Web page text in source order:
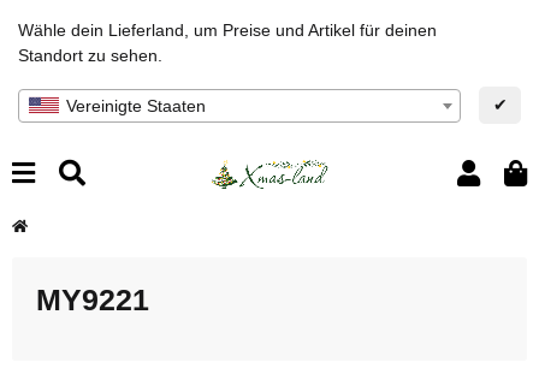
Wähle dein Lieferland, um Preise und Artikel für deinen
Standort zu sehen.
Vereinigte Staaten ✔
MY9221